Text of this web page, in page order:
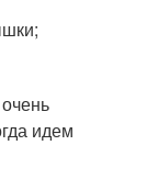
идем